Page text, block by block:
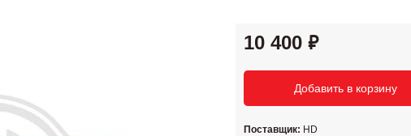
10 400
Поставщик: HD